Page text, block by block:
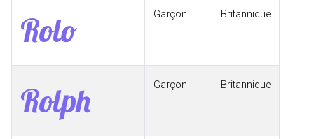
Rolo Garçon Britannique
Rolph Garçon Britannique